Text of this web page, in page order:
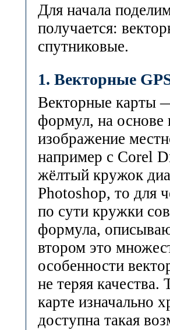
Для начала
получается:
спутниковые.
1. Векторные
Векторные карты
формул, на основе
изображение
например с Corel
жёлтый кружок
Photoshop, то для
по сути кружки
формула,
втором это
особенности
не теряя
карте изначально
доступна такая